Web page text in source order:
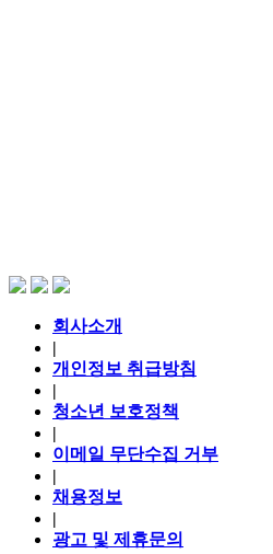
회사소개
|
개인정보 취급방침
|
청소년 보호정책
|
이메일 무단수집 거부
|
채용정보
|
광고 및 제휴문의